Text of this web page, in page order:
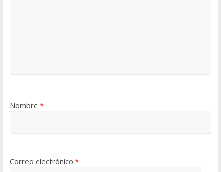
Nombre *
Correo electrónico *